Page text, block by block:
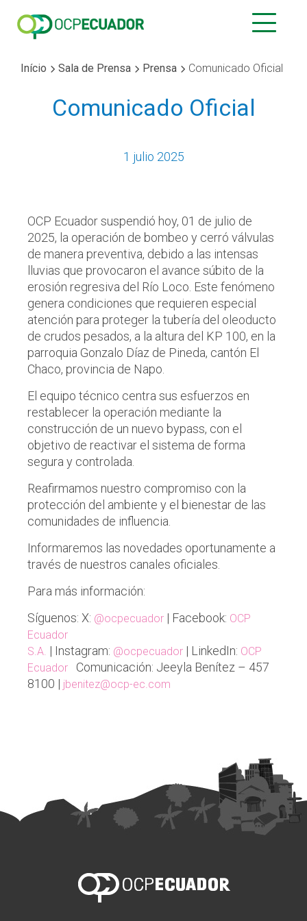
Início Sala de Prensa Prensa Comunicado Oficial
Comunicado Oficial
1 julio 2025
OCP Ecuador suspendió hoy, 01 de julio de
2025, la operación de bombeo y cerró válvulas
de manera preventiva, debido a las intensas
lluvias que provocaron el avance súbito de la
erosión regresiva del Río Loco. Este fenómeno
genera condiciones que requieren especial
atención para proteger la tubería del oleoducto
de crudos pesados, a la altura del KP 100, en la
parroquia Gonzalo Díaz de Pineda, cantón El
Chaco, provincia de Napo.
El equipo técnico centra sus esfuerzos en
restablecer la operación mediante la
construcción de un nuevo bypass, con el
objetivo de reactivar el sistema de forma
segura y controlada.
Reafirmamos nuestro compromiso con la
protección del ambiente y el bienestar de las
comunidades de influencia.
Informaremos las novedades oportunamente a
través de nuestros canales oficiales.
Para más información:
Síguenos: X: @ocpecuador | Facebook: OCP
Ecuador
S.A. | Instagram: @ocpecuador | LinkedIn: OCP
Ecuador Comunicación: Jeeyla Benítez – 457
8100 | jbenitez@ocp-ec.com